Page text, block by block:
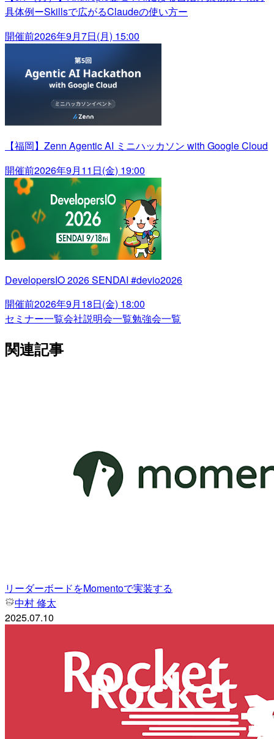
具体例ーSkillsで広がるClaudeの使い方ー
開催前2026年9月7日(月) 15:00
【福岡】Zenn Agentic AI ミニハッカソン with Google Cloud
開催前2026年9月11日(金) 19:00
DevelopersIO 2026 SENDAI #devio2026
開催前2026年9月18日(金) 18:00
セミナー一覧会社説明会一覧勉強会一覧
関連記事
リーダーボードをMomentoで実装する
中村 修太
2025.07.10